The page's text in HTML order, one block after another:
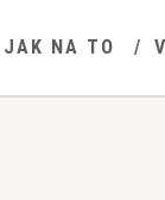
JAK NA TO